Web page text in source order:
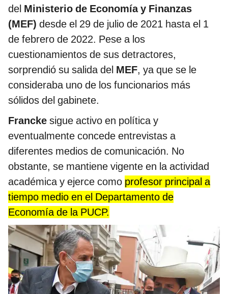
del Ministerio de Economía y Finanzas
(MEF) desde el 29 de julio de 2021 hasta el 1
de febrero de 2022. Pese a los
cuestionamientos de sus detractores,
sorprendió su salida del MEF, ya que se le
consideraba uno de los funcionarios más
sólidos del gabinete.
Francke sigue activo en política y
eventualmente concede entrevistas a
diferentes medios de comunicación. No
obstante, se mantiene vigente en la actividad
académica y ejerce como profesor principal a
tiempo medio en el Departamento de
Economía de la PUCP.